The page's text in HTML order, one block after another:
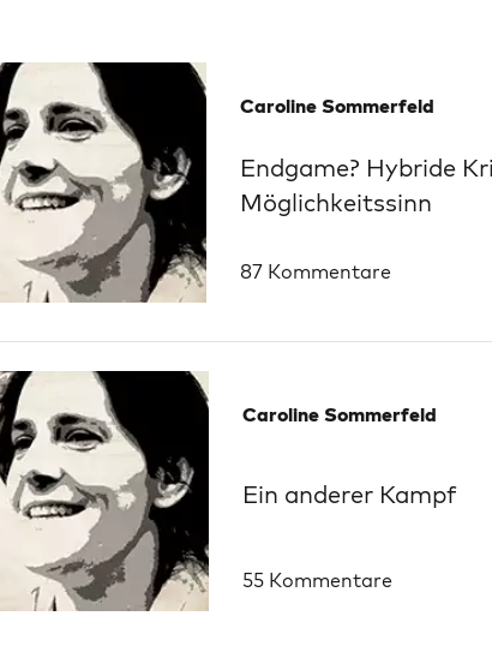
Caroline Sommerfeld
Endgame? Hybride
Möglichkeitssinn
87 Kommentare
Caroline Sommerfeld
Ein anderer Kampf
55 Kommentare